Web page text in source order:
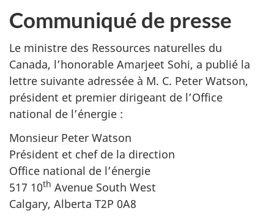
Communiqué de presse
Le ministre des Ressources naturelles du
Canada, l’honorable Amarjeet Sohi, a publié la
lettre suivante adressée à M. C. Peter Watson,
président et premier dirigeant de l’Office
national de l’énergie :
Monsieur Peter Watson
Président et chef de la direction
Office national de l’énergie
517 10th Avenue South West
Calgary, Alberta T2P 0A8